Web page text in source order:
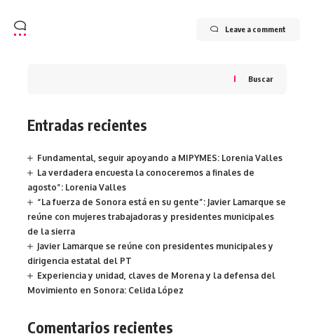
Leave a comment
Buscar
Entradas recientes
Fundamental, seguir apoyando a MIPYMES: Lorenia Valles
La verdadera encuesta la conoceremos a finales de
agosto”: Lorenia Valles
“La fuerza de Sonora está en su gente”: Javier Lamarque se
reúne con mujeres trabajadoras y presidentes municipales
de la sierra
Javier Lamarque se reúne con presidentes municipales y
dirigencia estatal del PT
Experiencia y unidad, claves de Morena y la defensa del
Movimiento en Sonora: Celida López
Comentarios recientes